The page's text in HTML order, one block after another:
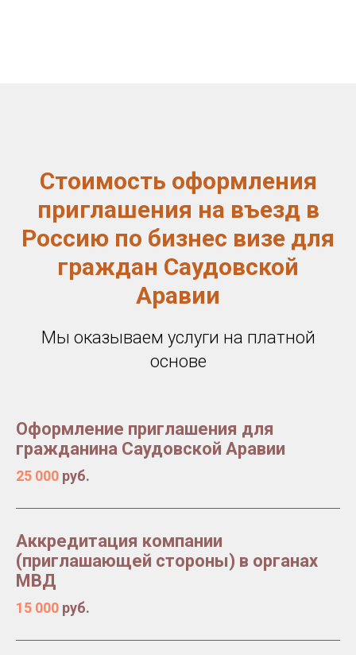
Стоимость оформления
приглашения на въезд в
Россию по бизнес визе для
граждан Саудовской
Аравии
Мы оказываем услуги на платной
основе
Оформление приглашения для
гражданина Саудовской Аравии
25 000 руб.
Аккредитация компании
(приглашающей стороны) в органах
МВД
15 000 руб.